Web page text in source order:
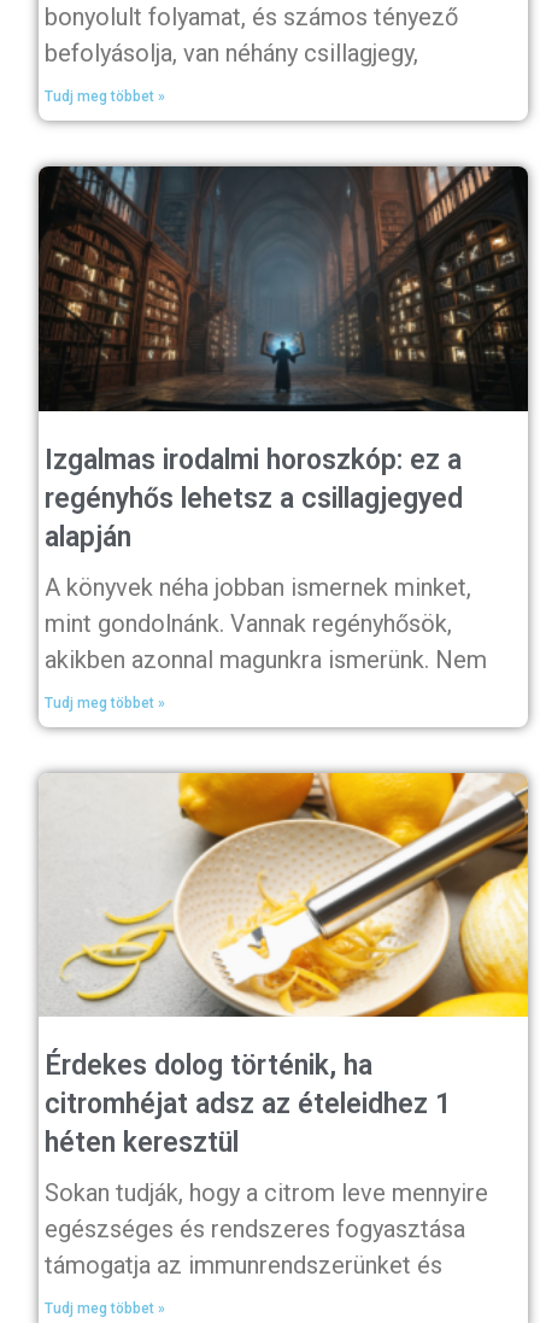
bonyolult folyamat, és számos tényező
befolyásolja, van néhány csillagjegy,
Tudj meg többet »
Izgalmas irodalmi horoszkóp: ez a
regényhős lehetsz a csillagjegyed
alapján
A könyvek néha jobban ismernek minket,
mint gondolnánk. Vannak regényhősök,
akikben azonnal magunkra ismerünk. Nem
Tudj meg többet »
Érdekes dolog történik, ha
citromhéjat adsz az ételeidhez 1
héten keresztül
Sokan tudják, hogy a citrom leve mennyire
egészséges és rendszeres fogyasztása
támogatja az immunrendszerünket és
Tudj meg többet »